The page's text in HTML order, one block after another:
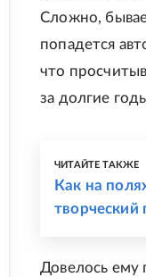
Сложно,
попадется
что
за долгие
ЧИТАЙТЕ ТАКЖЕ
Как на
творческий
Довелось ему